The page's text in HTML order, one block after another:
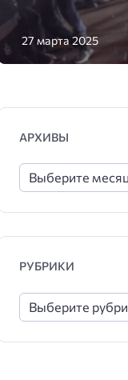
27 марта 2025
АРХИВЫ
РУБРИКИ